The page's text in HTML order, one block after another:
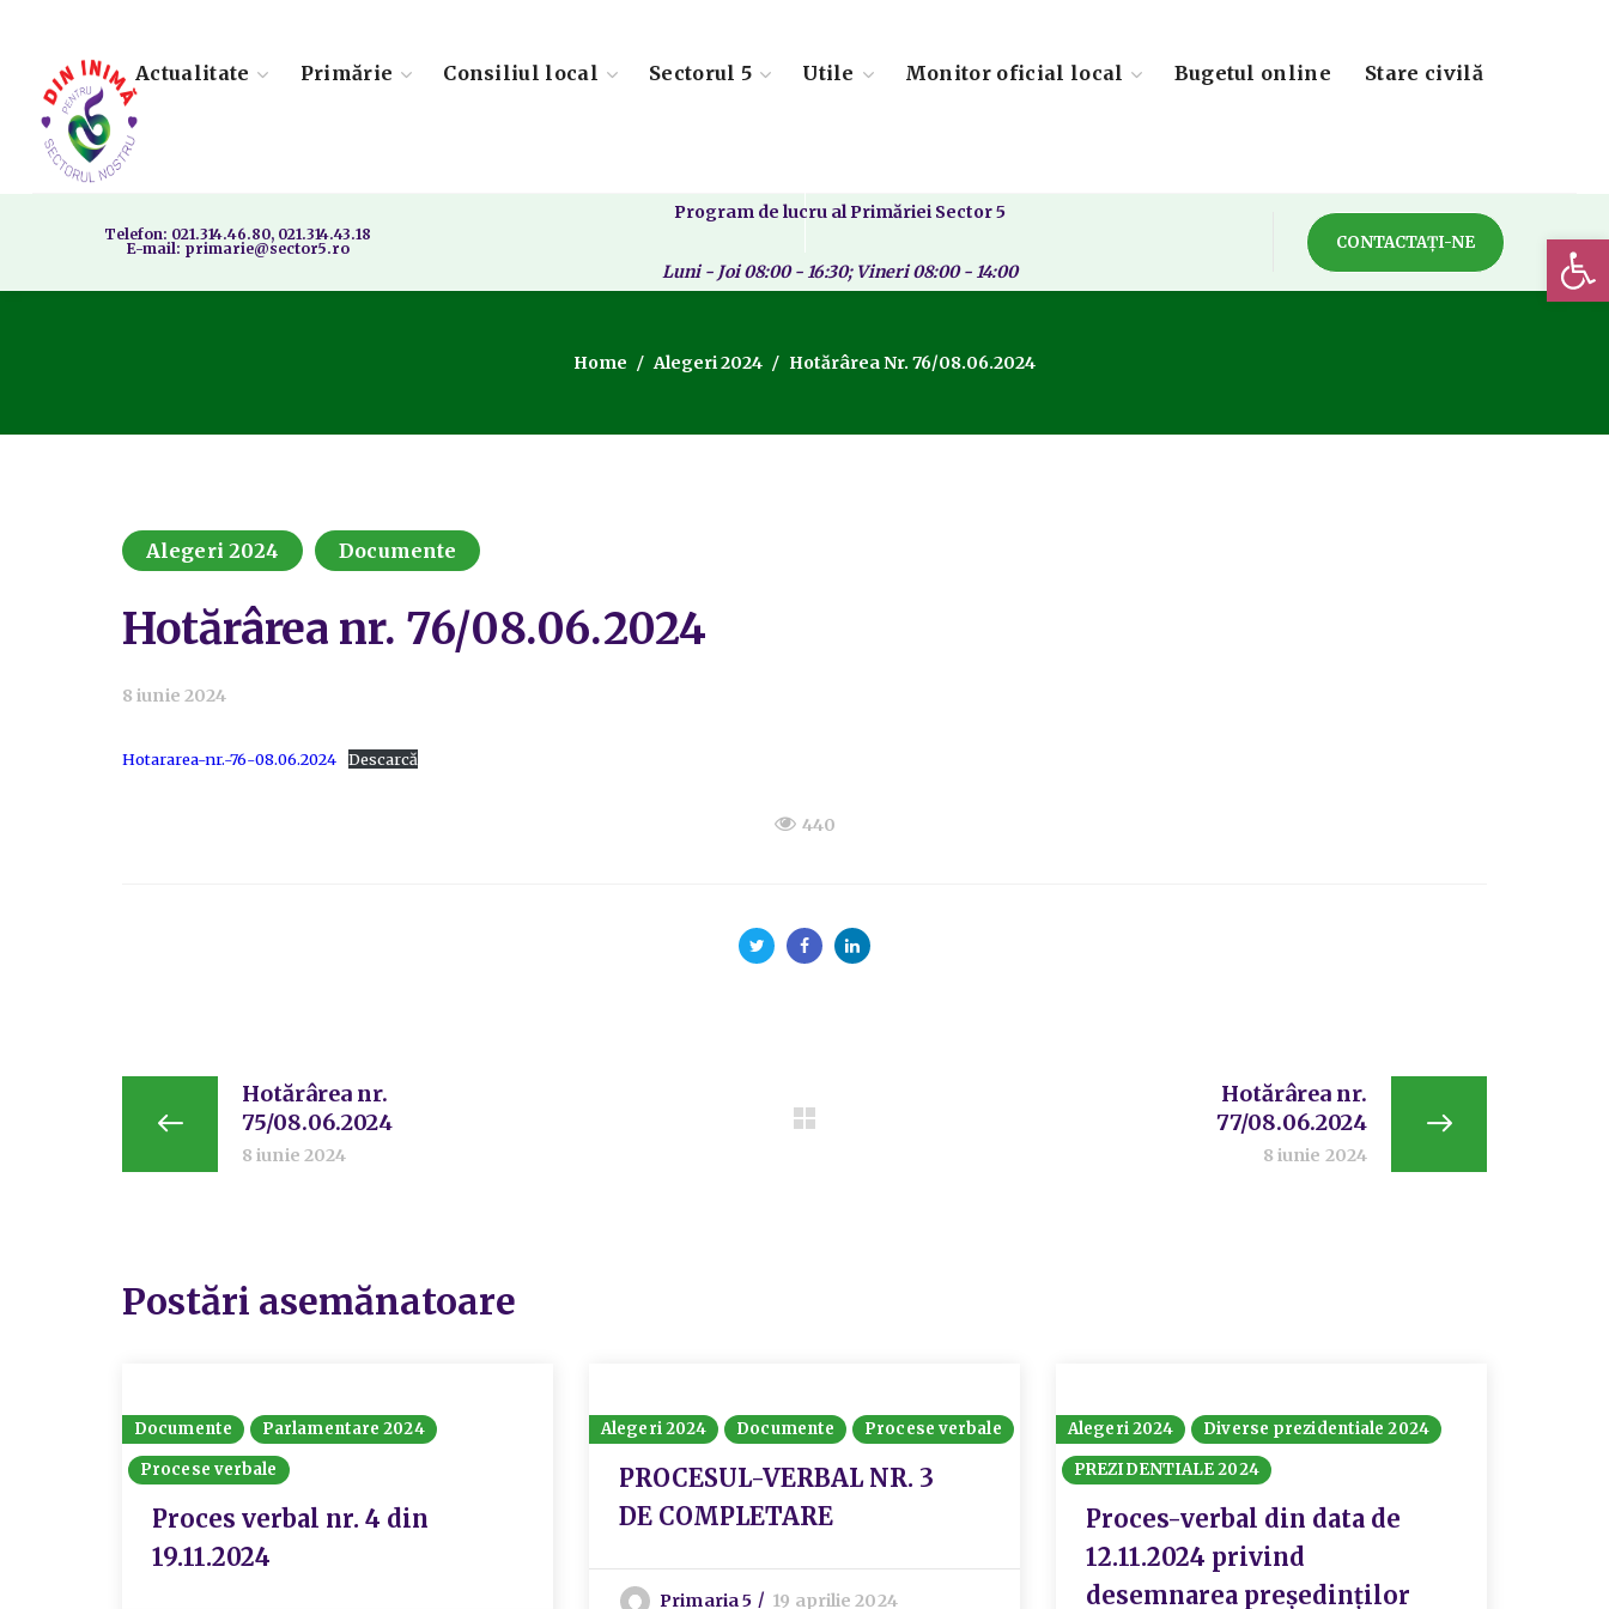
Actualitate Primărie Consiliul local Sectorul 5 Utile Monitor oficial local Bugetul online Stare civilă
Telefon: 021.314.46.80, 021.314.43.18
E-mail: primarie@sector5.ro
Program de lucru al Primăriei Sector 5
Luni - Joi 08:00 - 16:30; Vineri 08:00 - 14:00
CONTACTAȚI-NE
Home Alegeri 2024 Hotărârea Nr. 76/08.06.2024
Alegeri 2024 Documente
Hotărârea nr. 76/08.06.2024
8 iunie 2024
Hotararea-nr.-76-08.06.2024 Descarcă
440
Hotărârea nr.
75/08.06.2024
8 iunie 2024
Hotărârea nr.
77/08.06.2024
8 iunie 2024
Postări asemănatoare
Documente
Parlamentare 2024
Procese verbale
Proces verbal nr. 4 din
19.11.2024
Alegeri 2024 Documente Procese verbale
PROCESUL-VERBAL NR. 3
DE COMPLETARE
Primaria 5 19 aprilie 2024
Alegeri 2024
Diverse prezidentiale 2024
PREZIDENTIALE 2024
Proces-verbal din data de
12.11.2024 privind
desemnarea preşedinţilor